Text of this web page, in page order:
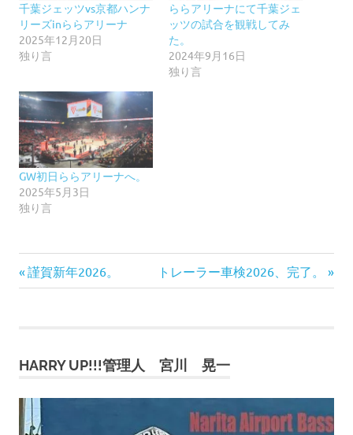
千葉ジェッツvs京都ハンナ
リーズinららアリーナ
2025年12月20日
独り言
ららアリーナにて千葉ジェ
ッツの試合を観戦してみ
た。
2024年9月16日
独り言
GW初日ららアリーナへ。
2025年5月3日
独り言
投
ビ
ゲ
前
の
謹賀新年2026。
次
の
トレーラー車検2026、完了。
HARRY UP!!!管理人 宮川 晃一